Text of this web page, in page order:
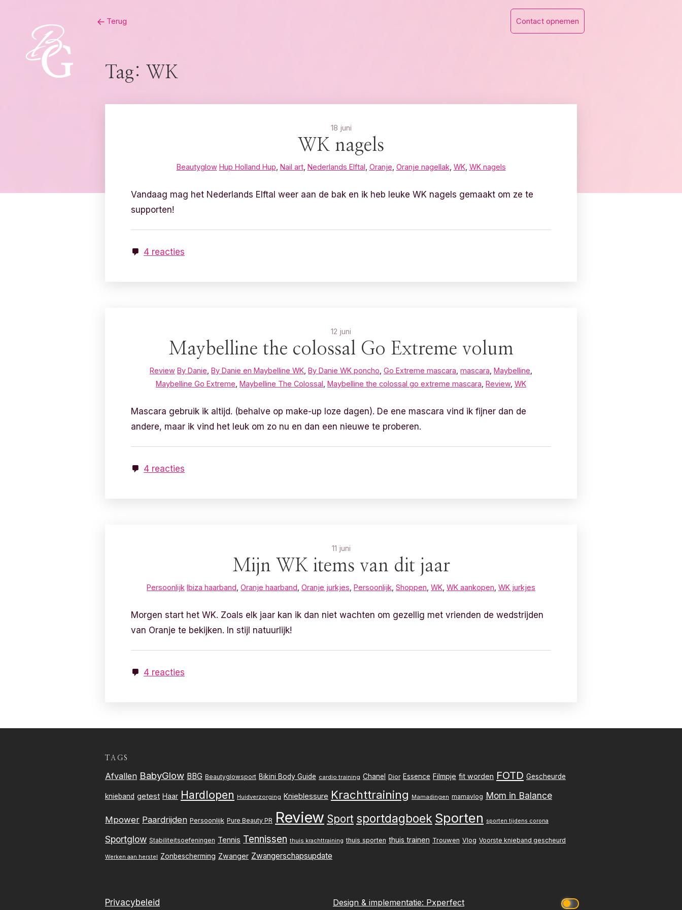
Terug Contact opnemen
Tag: WK
18 juni
WK nagels
Beautyglow Hup Holland Hup Nail art, Nederlands Elftal Oranje Oranje nagellak WK, WK nagels
Vandaag mag het Nederlands Elftal weer aan de bak en ik heb leuke WK nagels gemaakt om ze te
supporten!
4 reacties
12 juni
Maybelline the colossal Go Extreme volum
Review By Danie By Danie en Maybelline WK By Danie WK poncho Go Extreme mascara mascara Maybelline
Maybelline Go Extreme Maybelline The Colossal Maybelline the colossal go extreme mascara Review, WK
Mascara gebruik ik altijd. (behalve op make-up loze dagen). De ene mascara vind ik fijner dan de
andere, maar ik vind het leuk om zo nu en dan een nieuwe te proberen.
4 reacties
11 juni
Mijn WK items van dit jaar
Persoonlijk Ibiza haarband Oranje haarband Oranje jurkjes Persoonlijk Shoppen WK WK aankopen WK jurkjes
Morgen start het WK. Zoals elk jaar kan ik dan niet wachten om gezellig met vrienden de wedstrijden
van Oranje te bekijken. In stijl natuurlijk!
4 reacties
TAGS
Afvallen BabyGlow BBG Beautyglowsport Bikini Body Guide cardio training Chanel Dior Essence Filmpje fit worden FOTD Gescheurde
knieband getest Haar Hardlopen Huidverzorging Knieblessure Krachttraining Mamadingen mamavlog Mom in Balance
Mpower Paardrijden Persoonlijk Pure Beauty PR Review Sport sportdagboek Sporten sporten tijdens corona
Sportglow Stabiliteitsoefeningen Tennis Tennissen thuis krachttraining thuis sporten thuis trainen Trouwen Vlog Voorste knieband gescheurd
Werken aan herstel Zonbescherming Zwanger Zwangerschapsupdate
Privacybeleid Design & implementatie: Pxperfect